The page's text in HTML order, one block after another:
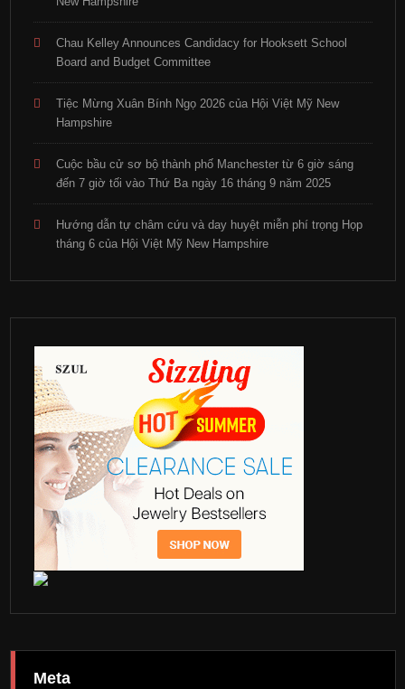
Chau Kelley Announces Candidacy for Hooksett School
Board and Budget Committee
Tiệc Mừng Xuân Bính Ngọ 2026 của Hội Việt Mỹ New
Hampshire
Cuộc bầu cử sơ bộ thành phố Manchester từ 6 giờ sáng
đến 7 giờ tối vào Thứ Ba ngày 16 tháng 9 năm 2025
Hướng dẫn tự châm cứu và day huyệt miễn phí trọng Họp
tháng 6 của Hội Việt Mỹ New Hampshire
Meta